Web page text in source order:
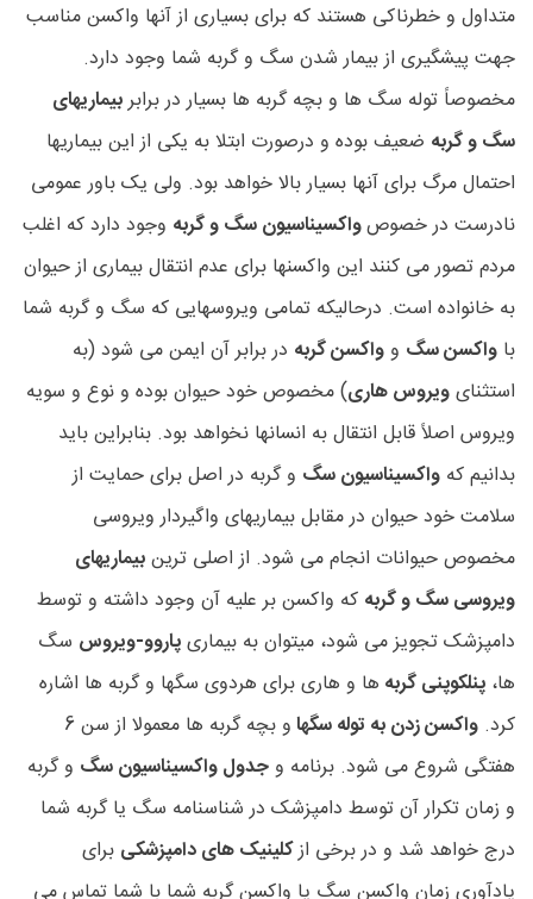
متداول و خطرناکی هستند که برای بسیاری از آنها واکسن مناسب
جهت پیشگیری از بیمار شدن سگ و گربه شما وجود دارد.
مخصوصاً توله سگ ها و بچه گربه ها بسیار در برابربیماریهای
سگ و گربه ضعیف بوده و درصورت ابتلا به یکی از این بیماریها
احتمال مرگ برای آنها بسیار بالا خواهد بود. ولی یک باور عمومی
نادرست در خصوصواکسیناسیون سگ و گربه وجود دارد که اغلب
مردم تصور می کنند این واکسنها برای عدم انتقال بیماری از حیوان
به خانواده است. درحالیکه تمامی ویروسهایی که سگ و گربه شما
با واکسن سگ وواکسن گربه در برابر آن ایمن می شود (به
استثنایویروس هاری) مخصوص خود حیوان بوده و نوع و سویه
ویروس اصلاً قابل انتقال به انسانها نخواهد بود. بنابراین باید
بدانیم که واکسیناسیون سگ و گربه در اصل برای حمایت از
سلامت خود حیوان در مقابل بیماریهای واگیردار ویروسی
مخصوص حیوانات انجام می شود. از اصلی ترینبیماریهای
ویروسی سگ و گربه که واکسن بر علیه آن وجود داشته و توسط
دامپزشک تجویز می شود، میتوان به بیماریپاروو-ویروس سگ
ها، پنلکوپنی گربه ها و هاری برای هردوی سگها و گربه ها اشاره
کرد. واکسن زدن به توله سگها
و بچه گربه ها معمولا از سن 6
هفتگی شروع می شود. برنامه وجدول واکسیناسیون سگ و گربه
و زمان تکرار آن توسط دامپزشک در شناسنامه سگ یا گربه شما
درج خواهد شد و در برخی ازکلینیک های دامپزشکی برای